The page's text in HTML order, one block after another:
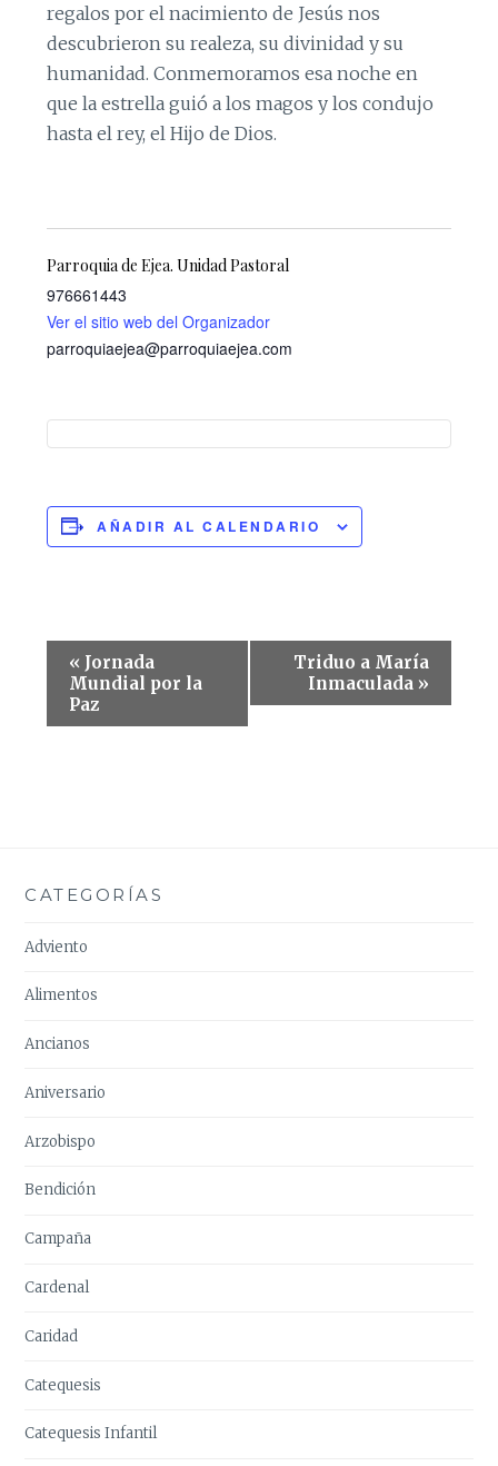
regalos por el nacimiento de Jesús nos
descubrieron su realeza, su divinidad y su
humanidad. Conmemoramos esa noche en
que la estrella guió a los magos y los condujo
hasta el rey, el Hijo de Dios.
Parroquia de Ejea. Unidad Pastoral
976661443
Ver el sitio web del Organizador
parroquiaejea@parroquiaejea.com
AÑADIR AL CALENDARIO
Navegación
del
Evento
« Jornada
Mundial por la
Paz
Triduo a María
Inmaculada »
CATEGORÍAS
Adviento
Alimentos
Ancianos
Aniversario
Arzobispo
Bendición
Campaña
Cardenal
Caridad
Catequesis
Catequesis Infantil